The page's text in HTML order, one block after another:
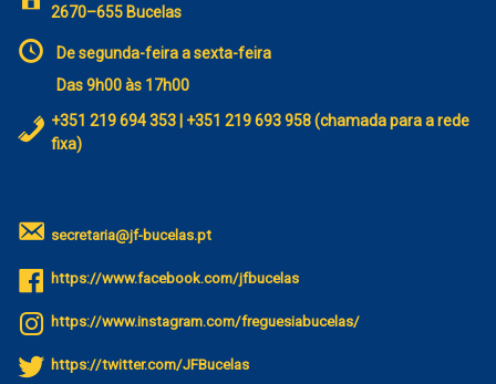
2670–655 Bucelas
De segunda-feira a sexta-feira
Das 9h00 às 17h00
+351 219 694 353 | +351 219 693 958 (chamada para a rede
fixa)
secretaria@jf-bucelas.pt
https://www.facebook.com/jfbucelas
https://www.instagram.com/freguesiabucelas/
https://twitter.com/JFBucelas